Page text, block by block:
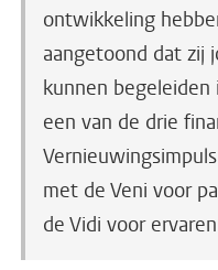
ontwikkeling
aangetoond dat zij
kunnen begeleiden
een van de drie
met de Veni voor
de Vidi voor